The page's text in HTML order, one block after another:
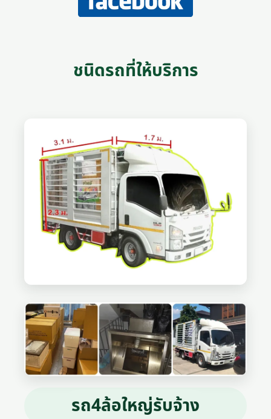
ชนิดรถที่ให้บริการ
รถ4ล้อใหญ่รับจ้าง